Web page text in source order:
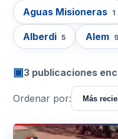
Aguas Misioneras 1
Alberdi 5 Alem 9
▣3 publicaciones
Ordenar por: